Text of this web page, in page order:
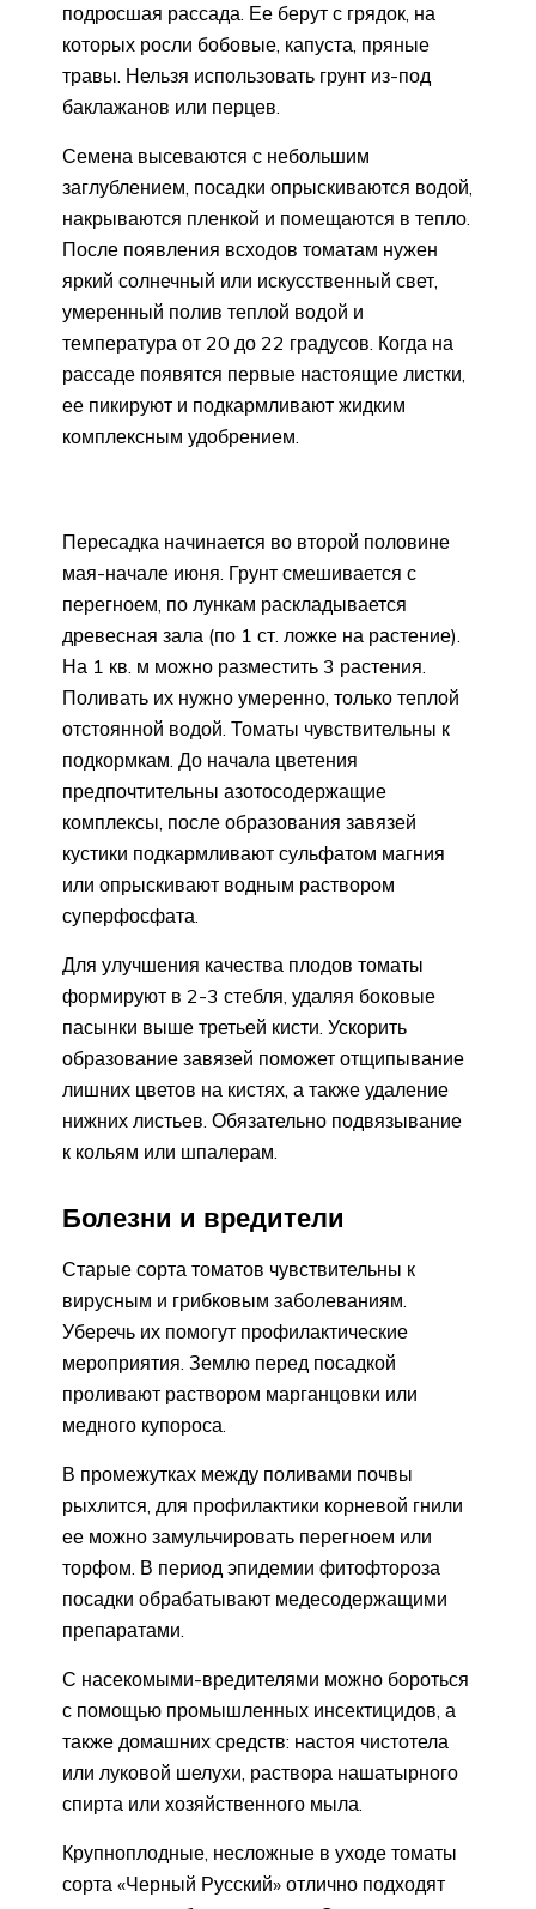
подросшая рассада. Ее берут с грядок, на
которых росли бобовые, капуста, пряные
травы. Нельзя использовать грунт из-под
баклажанов или перцев.
Семена высеваются с небольшим
заглублением, посадки опрыскиваются водой,
накрываются пленкой и помещаются в тепло.
После появления всходов томатам нужен
яркий солнечный или искусственный свет,
умеренный полив теплой водой и
температура от 20 до 22 градусов. Когда на
рассаде появятся первые настоящие листки,
ее пикируют и подкармливают жидким
комплексным удобрением.
Пересадка начинается во второй половине
мая-начале июня. Грунт смешивается с
перегноем, по лункам раскладывается
древесная зала (по 1 ст. ложке на растение).
На 1 кв. м можно разместить 3 растения.
Поливать их нужно умеренно, только теплой
отстоянной водой. Томаты чувствительны к
подкормкам. До начала цветения
предпочтительны азотосодержащие
комплексы, после образования завязей
кустики подкармливают сульфатом магния
или опрыскивают водным раствором
суперфосфата.
Для улучшения качества плодов томаты
формируют в 2-3 стебля, удаляя боковые
пасынки выше третьей кисти. Ускорить
образование завязей поможет отщипывание
лишних цветов на кистях, а также удаление
нижних листьев. Обязательно подвязывание
к кольям или шпалерам.
Болезни и вредители
Старые сорта томатов чувствительны к
вирусным и грибковым заболеваниям.
Уберечь их помогут профилактические
мероприятия. Землю перед посадкой
проливают раствором марганцовки или
медного купороса.
В промежутках между поливами почвы
рыхлится, для профилактики корневой гнили
ее можно замульчировать перегноем или
торфом. В период эпидемии фитофтороза
посадки обрабатывают медесодержащими
препаратами.
С насекомыми-вредителями можно бороться
с помощью промышленных инсектицидов, а
также домашних средств: настоя чистотела
или луковой шелухи, раствора нашатырного
спирта или хозяйственного мыла.
Крупноплодные, несложные в уходе томаты
сорта «Черный Русский» отлично подходят